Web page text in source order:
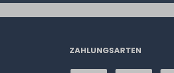
ZAHLUNGSARTEN